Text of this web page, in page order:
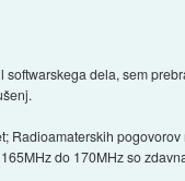
dela, sem
Radioamaterskih
do 170MHz so